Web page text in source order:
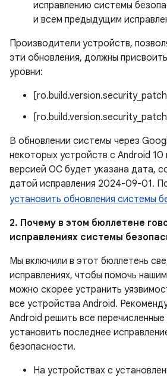
исправлению системы
и всем предыдущим
Производители устройств,
эти обновления, должны
уровни:
В обновлении системы через
некоторых устройств с Android 10
версией ОС будет указана дата,
датой исправления 2024-09-01.
установить обновления системы
2. Почему в этом бюллетене
исправлениях системы
Мы включили в этот бюллетень
исправлениях, чтобы помочь
можно скорее устранить
все устройства Android.
Android решить все
установить последнее
безопасности.
На устройствах с